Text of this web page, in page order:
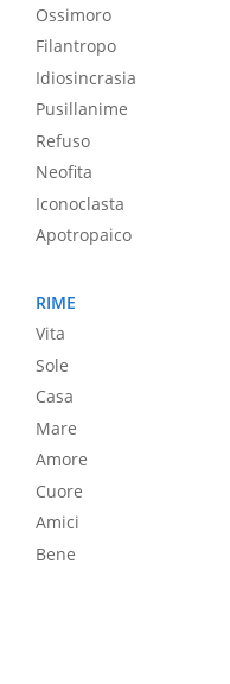
Ossimoro
Filantropo
Idiosincrasia
Pusillanime
Refuso
Neofita
Iconoclasta
Apotropaico
RIME
Vita
Sole
Casa
Mare
Amore
Cuore
Amici
Bene